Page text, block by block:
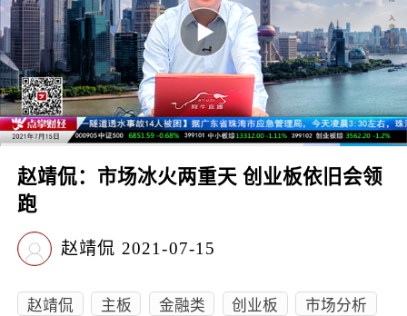
赵靖侃：市场冰火两重天 创业板依旧会领
跑
赵靖侃 2021-07-15
赵靖侃 主板 金融类 创业板 市场分析